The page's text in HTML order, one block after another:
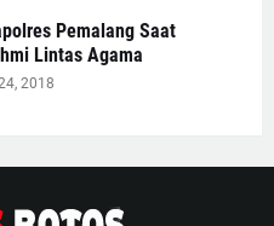
Pemalang Saat
Lintas Agama
2018